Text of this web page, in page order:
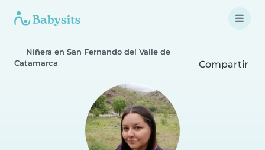
Niñera en San Fernando del Valle de
Catamarca
Compartir